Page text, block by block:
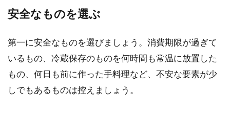
安全なものを選ぶ
第一に安全なものを選びましょう。消費期限が過ぎて
いるもの、冷蔵保存のものを何時間も常温に放置した
もの、何日も前に作った手料理など、不安な要素が少
しでもあるものは控えましょう。